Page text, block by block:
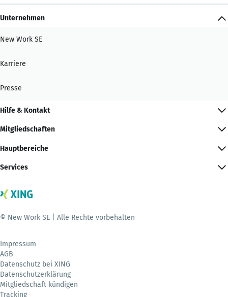
Unternehmen
New Work SE
Karriere
Presse
Hilfe & Kontakt
Mitgliedschaften
Hauptbereiche
Services
© New Work SE | Alle Rechte vorbehalten
Impressum
AGB
Datenschutz bei XING
Datenschutzerklärung
Mitgliedschaft kündigen
Tracking